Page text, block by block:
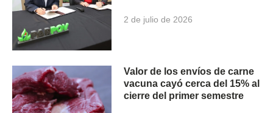
2 de julio de 2026
Valor de los envíos de carne
vacuna cayó cerca del 15% al
cierre del primer semestre